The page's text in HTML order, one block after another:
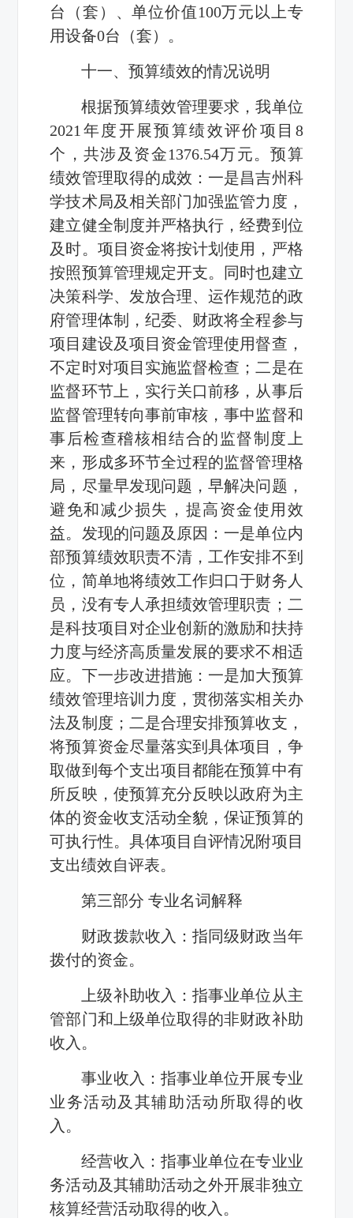
台（套）、单位价值100万元以上专
用设备0台（套）。
十一、预算绩效的情况说明
根据预算绩效管理要求，我单位
2021年度开展预算绩效评价项目8
个，共涉及资金1376.54万元。预算
绩效管理取得的成效：一是昌吉州科
学技术局及相关部门加强监管力度，
建立健全制度并严格执行，经费到位
及时。项目资金将按计划使用，严格
按照预算管理规定开支。同时也建立
决策科学、发放合理、运作规范的政
府管理体制，纪委、财政将全程参与
项目建设及项目资金管理使用督查，
不定时对项目实施监督检查；二是在
监督环节上，实行关口前移，从事后
监督管理转向事前审核，事中监督和
事后检查稽核相结合的监督制度上
来，形成多环节全过程的监督管理格
局，尽量早发现问题，早解决问题，
避免和减少损失，提高资金使用效
益。发现的问题及原因：一是单位内
部预算绩效职责不清，工作安排不到
位，简单地将绩效工作归口于财务人
员，没有专人承担绩效管理职责；二
是科技项目对企业创新的激励和扶持
力度与经济高质量发展的要求不相适
应。下一步改进措施：一是加大预算
绩效管理培训力度，贯彻落实相关办
法及制度；二是合理安排预算收支，
将预算资金尽量落实到具体项目，争
取做到每个支出项目都能在预算中有
所反映，使预算充分反映以政府为主
体的资金收支活动全貌，保证预算的
可执行性。具体项目自评情况附项目
支出绩效自评表。
第三部分 专业名词解释
财政拨款收入：指同级财政当年
拨付的资金。
上级补助收入：指事业单位从主
管部门和上级单位取得的非财政补助
收入。
事业收入：指事业单位开展专业
业务活动及其辅助活动所取得的收
入。
经营收入：指事业单位在专业业
务活动及其辅助活动之外开展非独立
核算经营活动取得的收入。